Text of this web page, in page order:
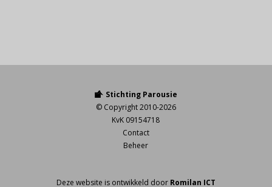
Stichting Parousie
© Copyright 2010-2026
KvK 09154718
Contact
Beheer
Deze website is ontwikkeld door Romilan ICT